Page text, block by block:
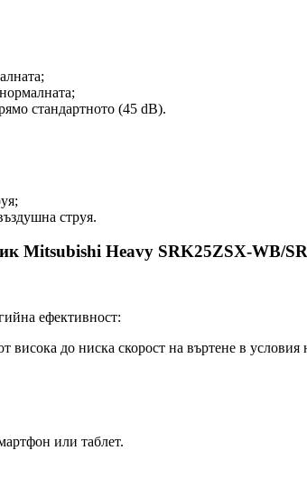
стандартното (45 dB).
струя.
Mitsubishi Heavy SRK25ZSX-WB/
ефективност:
до ниска скорост на въртене в условия
или таблет.